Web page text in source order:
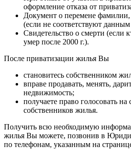
оформление отказа от
Документ о перемене
(если не соответствуют данным
Свидетельство о смерти (если
умер после 2000 г.).
После приватизации жилья Вы
становитесь собственником
вправе продавать, менять,
недвижимость;
получаете право голосовать на
собственников жилья.
Получить всю необходимую
жилья Вы можете, позвонив в
по телефонам, указанным на